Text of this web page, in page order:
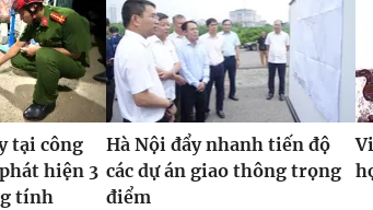
tại công
hiện 3
tính
Hà Nội đẩy nhanh tiến độ
các dự án giao thông trọng
điểm